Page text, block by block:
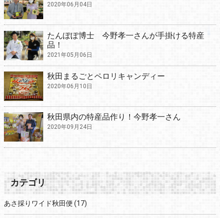
2020年06月04日
たんぽぽ博士 今野孝一さんが手掛ける特産
品！
2021年05月06日
秋田まるごとペロリキャンディー
2020年06月10日
秋田県内の特産品作り！今野孝一さん
2020年09月24日
カテゴリ
あさ採りワイド秋田便 (17)